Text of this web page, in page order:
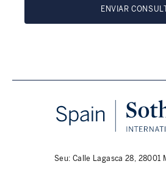
ENVIAR
Seu: Calle Lagasca 28, 28001